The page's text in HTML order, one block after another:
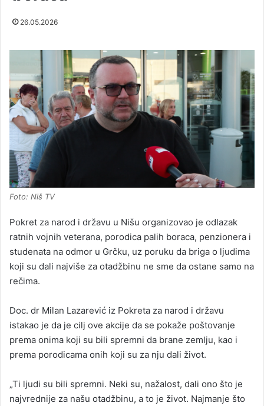
26.05.2026
Foto: Niš TV
Pokret za narod i državu u Nišu organizovao je odlazak
ratnih vojnih veterana, porodica palih boraca, penzionera i
studenata na odmor u Grčku, uz poruku da briga o ljudima
koji su dali najviše za otadžbinu ne sme da ostane samo na
rečima.
Doc. dr Milan Lazarević iz Pokreta za narod i državu
istakao je da je cilj ove akcije da se pokaže poštovanje
prema onima koji su bili spremni da brane zemlju, kao i
prema porodicama onih koji su za nju dali život.
„Ti ljudi su bili spremni. Neki su, nažalost, dali ono što je
najvrednije za našu otadžbinu, a to je život. Najmanje što